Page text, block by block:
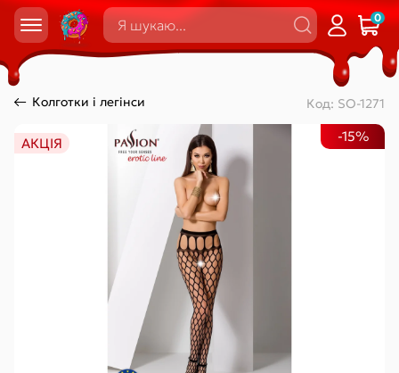
0
Колготки і легінси Код: SO-1271
АКЦІЯ -15%